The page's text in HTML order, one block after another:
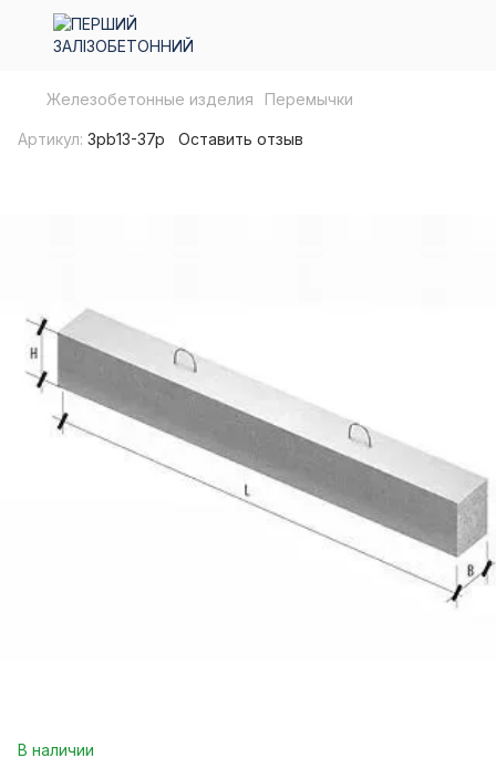
Железобетонные изделия Перемычки
Артикул: 3pb13-37p Оставить отзыв
В наличии